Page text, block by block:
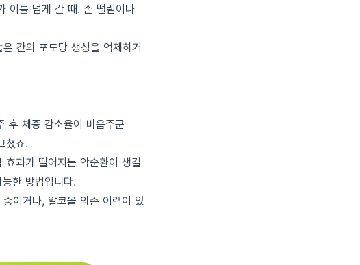
이틀 넘게 갈 때. 손 떨림이나
간의 포도당 생성을 억제하거
후 체중 감소율이 비음주군
쳤죠.
과가 떨어지는 악순환이 생길
한 방법입니다.
이거나, 알코올 의존 이력이 있